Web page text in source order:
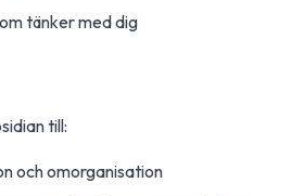
tänker med dig
till:
och omorganisation